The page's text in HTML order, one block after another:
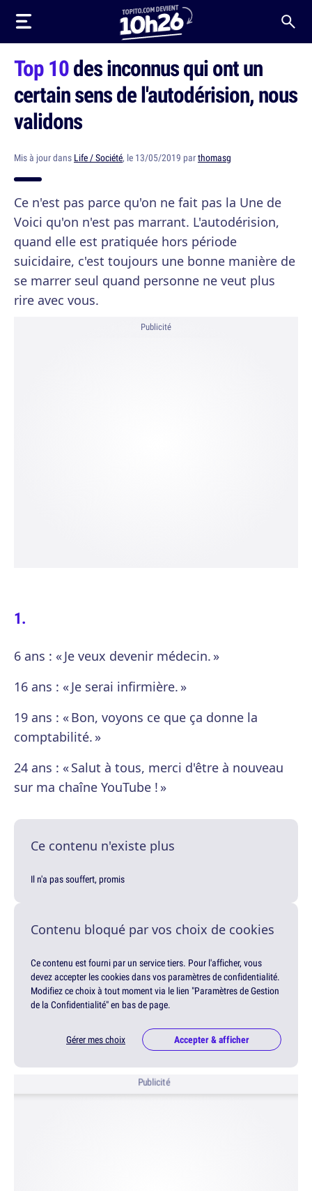
Top 10des inconnus qui ont un
certain sens de l'autodérision, nous
validons
Mis à jour dans Life / Société, le 13/05/2019 parthomasg
Ce n'est pas parce qu'on ne fait pas la Une de
Voici qu'on n'est pas marrant. L'autodérision,
quand elle est pratiquée hors période
suicidaire, c'est toujours une bonne manière de
se marrer seul quand personne ne veut plus
rire avec vous.
Publicité
6 ans : « Je veux devenir médecin. »
16 ans : « Je serai infirmière. »
19 ans : « Bon, voyons ce que ça donne la
comptabilité. »
24 ans : « Salut à tous, merci d'être à nouveau
sur ma chaîne YouTube ! »
Ce contenu n'existe plus
Il n'a pas souffert, promis
Contenu bloqué par vos choix de cookies
Ce contenu est fourni par un service tiers. Pour l'afficher, vous
devez accepter les cookies dans vos paramètres de confidentialité.
Modifiez ce choix à tout moment via le lien "Paramètres de Gestion
de la Confidentialité" en bas de page.
Gérer mes choix Accepter & afficher
Publicité